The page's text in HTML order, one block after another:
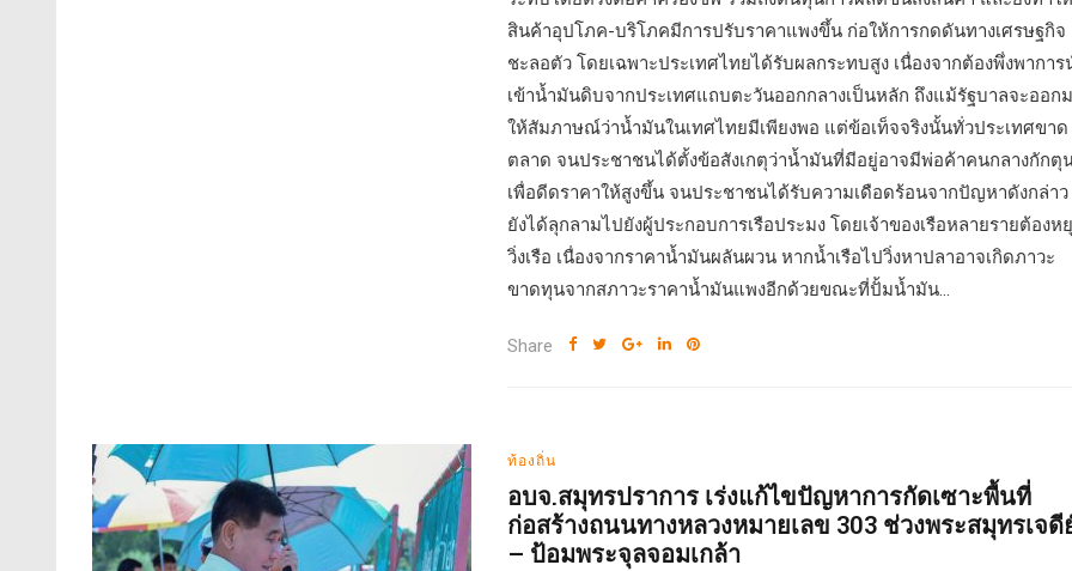
สินค้าอุปโภค-บริโภคมีการปรับราคาแพงขึ้น ก่อให้การกดดันทางเศรษฐกิจ
ชะลอตัว โดยเฉพาะประเทศไทยได้รับผลกระทบสูง เนื่องจากต้องพึ่งพาการ
เข้าน้ำมันดิบจากประเทศแถบตะวันออกกลางเป็นหลัก ถึงแม้รัฐบาลจะออก
ให้สัมภาษณ์ว่าน้ำมันในเทศไทยมีเพียงพอ แต่ข้อเท็จจริงนั้นทั่วประเทศขาด
ตลาด จนประชาชนได้ตั้งข้อสังเกตุว่าน้ำมันที่มีอยู่อาจมีพ่อค้าคนกลางกักตุ
เพื่อดีดราคาให้สูงขึ้น จนประชาชนได้รับความเดือดร้อนจากปัญหาดังกล่าว
ยังได้ลุกลามไปยังผู้ประกอบการเรือประมง โดยเจ้าของเรือหลายรายต้องห
วิ่งเรือ เนื่องจากราคาน้ำมันผลันผวน หากน้ำเรือไปวิ่งหาปลาอาจเกิดภาวะ
ขาดทุนจากสภาวะราคาน้ำมันแพงอีกด้วยขณะที่ปั้มน้ำมัน...
Share
ท้องถิ่น
อบจ.สมุทรปราการ เร่งแก้ไขปัญหาการกัดเซาะพื้นที่
ก่อสร้างถนนทางหลวงหมายเลข 303 ช่วงพระสมุทรเจดี
– ป้อมพระจุลจอมเกล้า